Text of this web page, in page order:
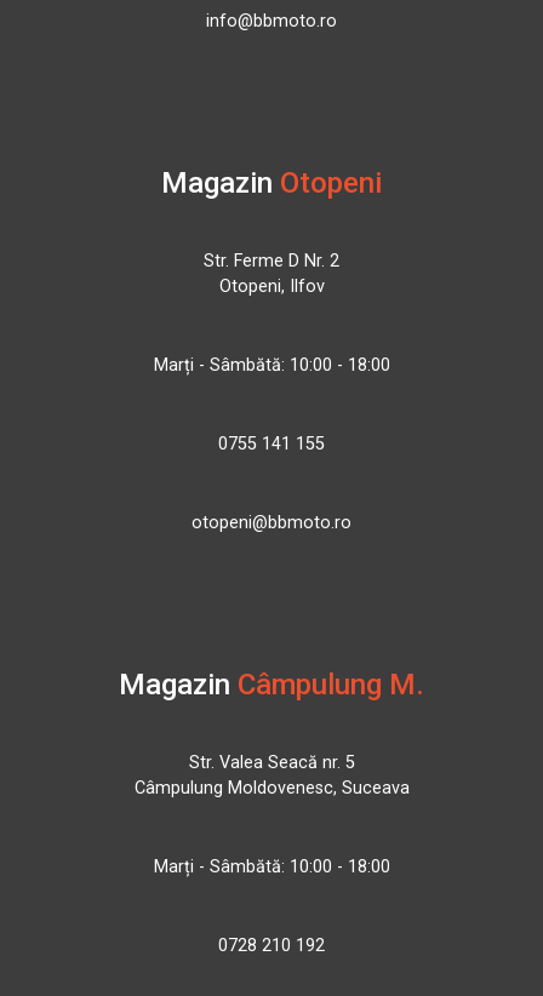
info@bbmoto.ro
Magazin Otopeni
Str. Ferme D Nr. 2
Otopeni, Ilfov
Marți - Sâmbătă: 10:00 - 18:00
0755 141 155
otopeni@bbmoto.ro
Magazin Câmpulung M.
Str. Valea Seacă nr. 5
Câmpulung Moldovenesc, Suceava
Marți - Sâmbătă: 10:00 - 18:00
0728 210 192